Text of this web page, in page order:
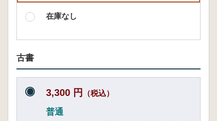
在庫なし
古書
3,300 円 （税込）
普通